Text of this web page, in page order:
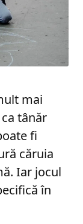
mai
tânăr
fi
căruia
Iar jocul
în